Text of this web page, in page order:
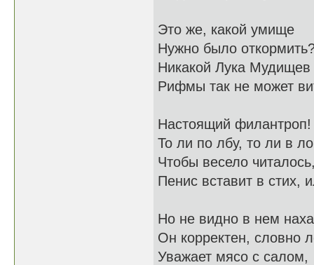
Это же, какой умище
Нужно было
Никакой Лука Мудищев
Рифмы так не может
Настоящий филантроп!
То ли по лбу, то ли в
Чтобы весело
Пенис вставит в стих,
Но не видно в нем
Он корректен, словно
Уважает мясо с салом,